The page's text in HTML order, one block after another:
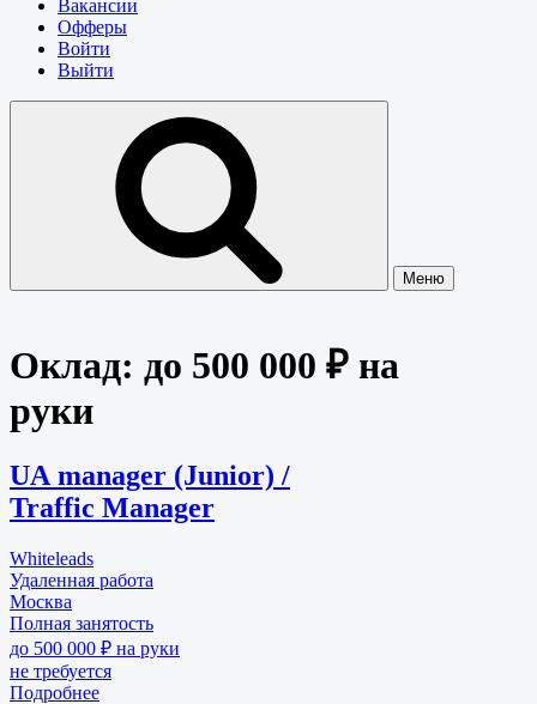
Вакансии
Офферы
Войти
Выйти
Меню
Оклад: до 500 000 ₽ на
руки
UA manager (Junior) /
Traffic Manager
Whiteleads
Удаленная работа
Москва
Полная занятость
до 500 000 ₽ на руки
не требуется
Подробнее